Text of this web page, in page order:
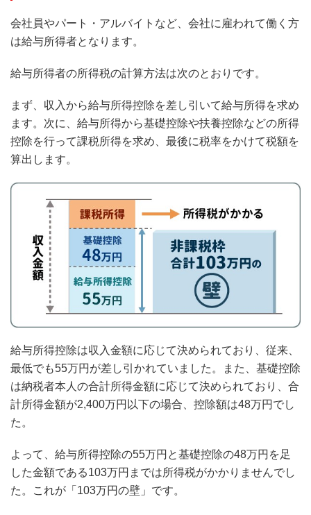
会社員やパート・アルバイトなど、会社に雇われて働く方
は給与所得者となります。
給与所得者の所得税の計算方法は次のとおりです。
まず、収入から給与所得控除を差し引いて給与所得を求め
ます。次に、給与所得から基礎控除や扶養控除などの所得
控除を行って課税所得を求め、最後に税率をかけて税額を
算出します。
給与所得控除は収入金額に応じて決められており、従来、
最低でも55万円が差し引かれていました。また、基礎控除
は納税者本人の合計所得金額に応じて決められており、合
計所得金額が2,400万円以下の場合、控除額は48万円でし
た。
よって、給与所得控除の55万円と基礎控除の48万円を足
した金額である103万円までは所得税がかかりませんでし
た。これが「103万円の壁」です。